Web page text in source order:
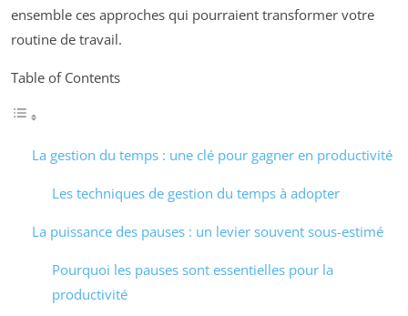
ensemble ces approches qui pourraient transformer votre
routine de travail.
Table of Contents
La gestion du temps : une clé pour gagner en productivité
Les techniques de gestion du temps à adopter
La puissance des pauses : un levier souvent sous-estimé
Pourquoi les pauses sont essentielles pour la
productivité